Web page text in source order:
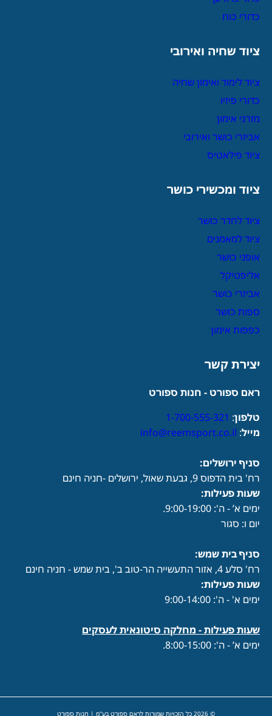
כדורי כוח
ציוד שחיה ואירובי
ציוד לימוד ואימון שחיה
כדורי פיזיו
מזרני אימון
אביזרי כושר ואירובי
ציוד פילאטיס
ציוד ומכשירי כושר
ציוד לחדר כושר
ציוד למאמנים
אופני כושר
אליפטיקל
אביזרי כושר
ספות כושר
כפפות אימון
יצירת קשר
ראם ספורט - חנות ספורט
טלפון:
1-700-555-321
מייל:
info@reemsport.co.il
סניף ירושלים:
רח' בית הדפוס 9, גבעת שאול, ירושלים -חניה חינם
שעות פעילות:
ימים א’ - ה': 9:00-19:00.
יום ו: סגור
סניף בית שמש:
רח' סלע 4, אזור התעשייה הר-טוב ב', בית שמש - חניה חינם
שעות פעילות:
ימים א' - ה': 9:00-14:00
שעות פעילות - מחלקה סיטונאית לעסקים
ימים א’ - ה': 8:00-15:00.
© 2026 כל הזכויות שמורות לראם ספורט בע"מ | חנות ספורט